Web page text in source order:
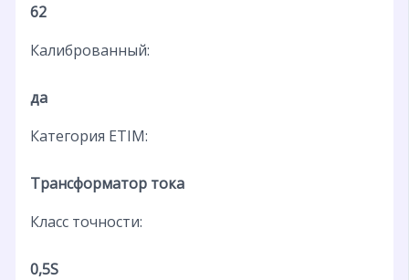
62
Калиброванный:
да
Категория ETIM:
Трансформатор тока
Класс точности:
0,5S